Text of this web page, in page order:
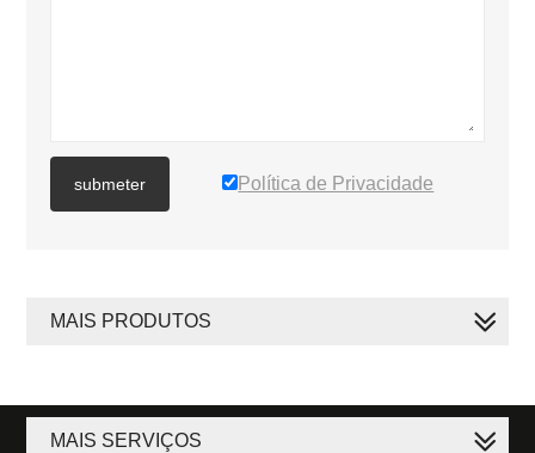
submeter Política de Privacidade
MAIS PRODUTOS
MAIS SERVIÇOS